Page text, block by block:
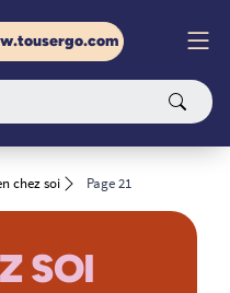
chez soi Page 21
SOI